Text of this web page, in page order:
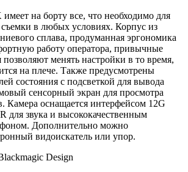
на борту все, что необходимо для
в любых условиях. Корпус из
сплава, продуманная эргономика
работу оператора, привычные
менять настройки в то время,
на плече. Также предусмотрены
состояния с подсветкой для вывода
сенсорный экран для просмотра
Камера оснащается интерфейсом 12G
для звука и высококачественным
Дополнительно можно
видоискатель или упор.
Design